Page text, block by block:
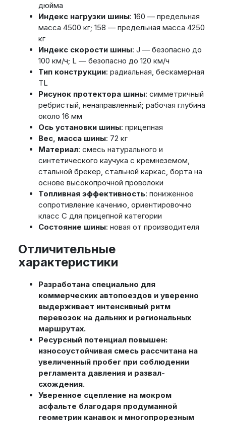
дюйма
Индекс нагрузки шины: 160 — предельная
масса 4500 кг; 158 — предельная масса 4250
кг
Индекс скорости шины: J — безопасно до
100 км/ч; L — безопасно до 120 км/ч
Тип конструкции: радиальная, бескамерная
TL
Рисунок протектора шины: симметричный
ребристый, ненаправленный; рабочая глубина
около 16 мм
Ось установки шины: прицепная
Вес, масса шины: 72 кг
Материал: смесь натурального и
синтетического каучука с кремнеземом,
стальной брекер, стальной каркас, борта на
основе высокопрочной проволоки
Топливная эффективность: пониженное
сопротивление качению, ориентировочно
класс C для прицепной категории
Состояние шины: новая от производителя
Отличительные
характеристики
Разработана специально для
коммерческих автопоездов и уверенно
выдерживает интенсивный ритм
перевозок на дальних и региональных
маршрутах.
Ресурсный потенциал повышен:
износоустойчивая смесь рассчитана на
увеличенный пробег при соблюдении
регламента давления и развал-
схождения.
Уверенное сцепление на мокром
асфальте благодаря продуманной
геометрии канавок и многопрорезным